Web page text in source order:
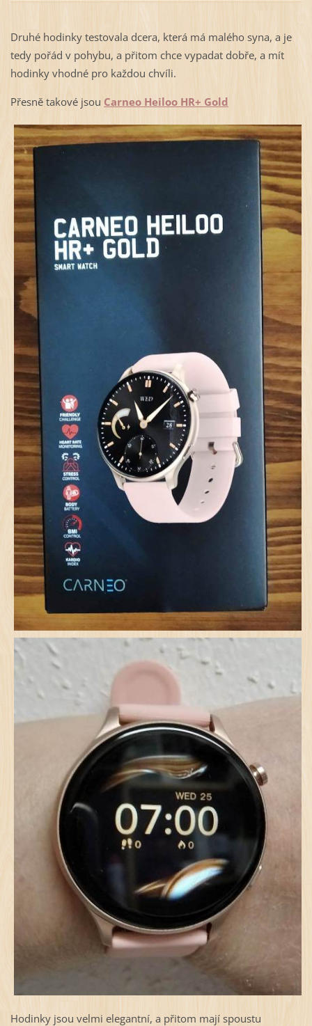
Druhé hodinky testovala dcera, která má malého syna, a je
tedy pořád v pohybu, a přitom chce vypadat dobře, a mít
hodinky vhodné pro každou chvíli.
Přesně takové jsou Carneo Heiloo HR+ Gold
Hodinky jsou velmi elegantní, a přitom mají spoustu